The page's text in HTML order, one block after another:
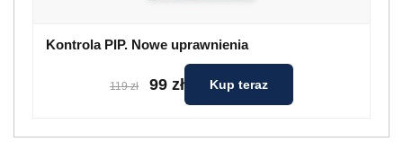
Kontrola PIP. Nowe uprawnienia
119 zł 99 zł Kup teraz